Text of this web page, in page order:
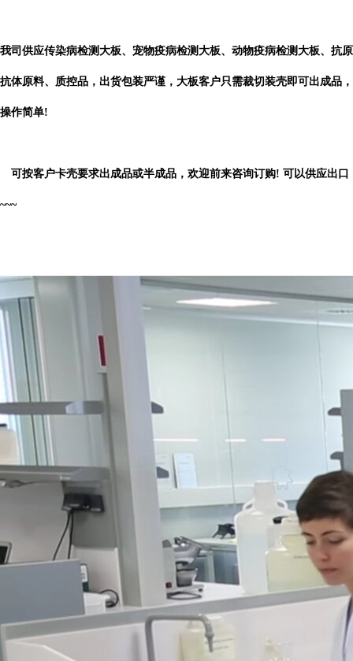
我司供应传染病检测大板、宠物疫病检测大板、动物疫病检测大板、抗原
抗体原料、质控品，出货包装严谨，大板客户只需裁切装壳即可出成品，
操作简单!
可按客户卡壳要求出成品或半成品，欢迎前来咨询订购! 可以供应出口
~~~